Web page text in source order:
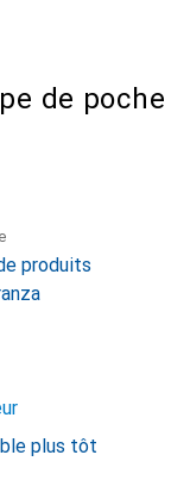
de poche
produits
plus tôt